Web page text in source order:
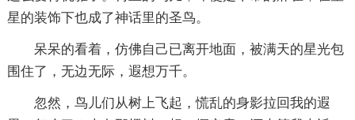
星的装饰下也成了神话里的圣鸟。
呆呆的看着，仿佛自己已离开地面，被满天的星光包
围住了，无边无际，遐想万千。
忽然，鸟儿们从树上飞起，慌乱的身影拉回我的遐